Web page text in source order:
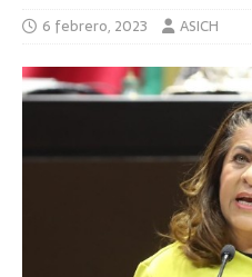
6 febrero, 2023 ASICH